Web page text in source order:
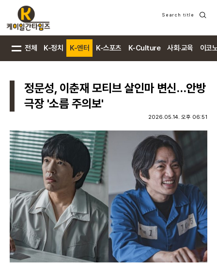
Search title
검
전체 K-정치 K-엔터 K-스포츠 K-Culture 사회·교육 이코
정문성, 이춘재 모티브 살인마 변신…안방
극장 '소름 주의보'
2026.05.14. 오후 06:51